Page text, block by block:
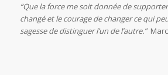
“Que la force me soit donnée de
changé et le courage de changer ce qui
sagesse de distinguer l’un de l’autre.”